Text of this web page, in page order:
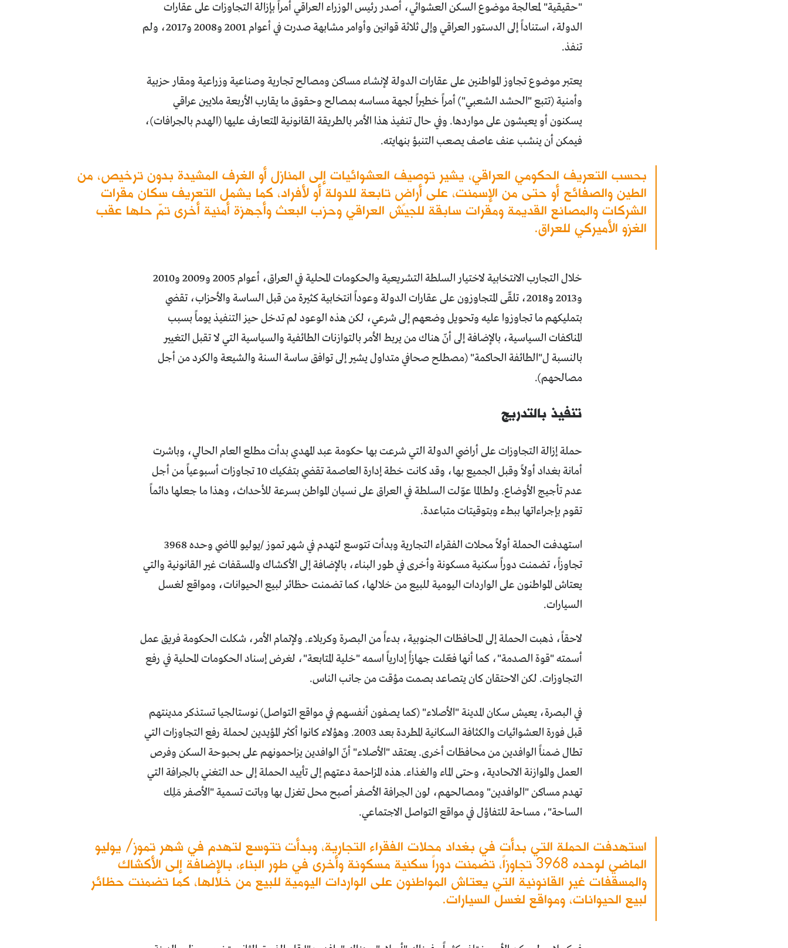
"حقيقية" لمعالجة موضوع السكن العشوائي، أصدر رئيس الوزراء العراقي أمراً بإزالة التجاوزات على عقارات
الدولة، استناداً إلى الدستور العراقي وإلى ثلاثة قوانين وأوامر مشابهة صدرت في أعوام 2001 و2008 و2017، ولم
تنفذ.
يعتبر موضوع تجاوز المواطنين على عقارات الدولة لإنشاء مساكن ومصالح تجارية وصناعية وزراعية ومقار حزبية
وأمنية (تتبع "الحشد الشعبي") أمراً خطيراً لجهة مساسه بمصالح وحقوق ما يقارب الأربعة ملايين عراقي
يسكنون أو يعيشون على مواردها. وفي حال تنفيذ هذا الأمر بالطريقة القانونية المتعارف عليها (الهدم بالجرافات)،
فيمكن أن ينشب عنف عاصف يصعب التنبؤ بنهايته.
بحسب التعريف الحكومي العراقي، يشير توصيف العشوائيات إلى المنازل أو الغرف المشيدة بدون ترخيص، من
الطين والصفائح أو حتى من الإسمنت، على أراضٍ تابعة للدولة أو لأفراد، كما يشمل التعريف سكان مقرات
الشركات والمصانع القديمة ومقرات سابقة للجيش العراقي وحزب البعث وأجهزة أمنية أخرى تمّ حلها عقب
الغزو الأميركي للعراق.
خلال التجارب الانتخابية لاختيار السلطة التشريعية والحكومات المحلية في العراق، أعوام 2005 و2009 و2010
و2013 و2018، تلقّى المتجاوزون على عقارات الدولة وعوداً انتخابية كثيرة من قبل الساسة والأحزاب، تقضي
بتمليكهم ما تجاوزوا عليه وتحويل وضعهم إلى شرعي، لكن هذه الوعود لم تدخل حيز التنفيذ يوماً بسبب
المناكفات السياسية، بالإضافة إلى أنّ هناك من يربط الأمر بالتوازنات الطائفية والسياسية التي لا تقبل التغيير
بالنسبة ل"الطائفة الحاكمة" (مصطلح صحافي متداول يشير إلى توافق ساسة السنة والشيعة والكرد من أجل
مصالحهم).
تنفيذ بالتدريج
حملة إزالة التجاوزات على أراضي الدولة التي شرعت بها حكومة عبد المهدي بدأت مطلع العام الحالي، وباشرت
أمانة بغداد أولاً وقبل الجميع بها، وقد كانت خطة إدارة العاصمة تقضي بتفكيك 10 تجاوزات أسبوعياً من أجل
عدم تأجيج الأوضاع. ولطالما عوّلت السلطة في العراق على نسيان المواطن بسرعة للأحداث، وهذا ما جعلها دائماً
تقوم بإجراءاتها ببطء وبتوقيتات متباعدة.
استهدفت الحملة أولاً محلات الفقراء التجارية وبدأت تتوسع لتهدم في شهر تموز /يوليو الماضي وحده 3968
تجاوزاً، تضمنت دوراً سكنية مسكونة وأخرى في طور البناء، بالإضافة إلى الأكشاك والمسقفات غير القانونية والتي
يعتاش المواطنون على الواردات اليومية للبيع من خلالها، كما تضمنت حظائر لبيع الحيوانات، ومواقع لغسل
السيارات.
لاحقاً، ذهبت الحملة إلى المحافظات الجنوبية، بدءاً من البصرة وكربلاء. ولإتمام الأمر، شكلت الحكومة فريق عمل
أسمته "قوة الصدمة"، كما أنها فعّلت جهازاً إدارياً اسمه "خلية المتابعة"، لغرض إسناد الحكومات المحلية في رفع
التجاوزات. لكن الاحتقان كان يتصاعد بصمت مؤقت من جانب الناس.
في البصرة، يعيش سكان المدينة "الأصلاء" (كما يصفون أنفسهم في مواقع التواصل) نوستالجيا تستذكر مدينتهم
قبل فورة العشوائيات والكثافة السكانية المطردة بعد 2003. وهؤلاء كانوا أكثر المؤيدين لحملة رفع التجاوزات التي
تطال ضمناً الوافدين من محافظات أخرى. يعتقد "الأصلاء" أنّ الوافدين يزاحمونهم على بحبوحة السكن وفرص
العمل والموازنة الاتحادية، وحتى الماء والغذاء. هذه المزاحمة دعتهم إلى تأييد الحملة إلى حد التغني بالجرافة التي
تهدم مساكن "الوافدين" ومصالحهم، لون الجرافة الأصفر أصبح محل تغزل بها وباتت تسمية "الأصفر مَلِك
الساحة"، مساحة للتفاؤل في مواقع التواصل الاجتماعي.
استهدفت الحملة التي بدأت في بغداد محلات الفقراء التجارية، وبدأت تتوسع لتهدم في شهر تموز/ يوليو
الماضي لوحده 3968 تجاوزاً، تضمنت دوراً سكنية مسكونة وأخرى في طور البناء، بالإضافة إلى الأكشاك
والمسقفات غير القانونية التي يعتاش المواطنون على الواردات اليومية للبيع من خلالها، كما تضمنت حظائر
لبيع الحيوانات، ومواقع لغسل السيارات.